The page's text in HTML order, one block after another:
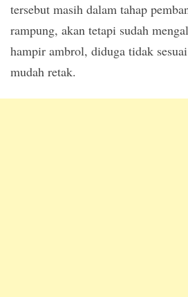
tersebut masih dalam tahap
rampung, akan tetapi sudah
hampir ambrol, diduga tidak
mudah retak.